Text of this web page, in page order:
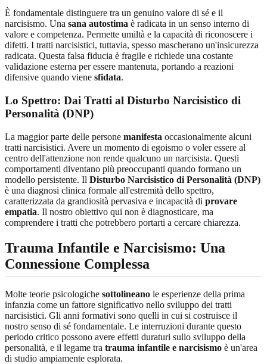
È fondamentale distinguere tra un genuino valore di sé e il
narcisismo. Una sana autostima è radicata in un senso interno di
valore e competenza. Permette umiltà e la capacità di riconoscere i
difetti. I tratti narcisistici, tuttavia, spesso mascherano un'insicurezza
radicata. Questa falsa fiducia è fragile e richiede una costante
validazione esterna per essere mantenuta, portando a reazioni
difensive quando viene sfidata.
Lo Spettro: Dai Tratti al Disturbo Narcisistico di
Personalità (DNP)
La maggior parte delle persone manifesta occasionalmente alcuni
tratti narcisistici. Avere un momento di egoismo o voler essere al
centro dell'attenzione non rende qualcuno un narcisista. Questi
comportamenti diventano più preoccupanti quando formano un
modello persistente. Il Disturbo Narcisistico di Personalità (DNP)
è una diagnosi clinica formale all'estremità dello spettro,
caratterizzata da grandiosità pervasiva e incapacità di provare
empatia. Il nostro obiettivo qui non è diagnosticare, ma
comprendere i tratti che potrebbero portarti a cercare chiarezza.
Trauma Infantile e Narcisismo: Una
Connessione Complessa
Molte teorie psicologiche sottolineano le esperienze della prima
infanzia come un fattore significativo nello sviluppo dei tratti
narcisistici. Gli anni formativi sono quelli in cui si costruisce il
nostro senso di sé fondamentale. Le interruzioni durante questo
periodo critico possono avere effetti duraturi sullo sviluppo della
personalità, e il legame tra trauma infantile e narcisismo è un'area
di studio ampiamente esplorata.